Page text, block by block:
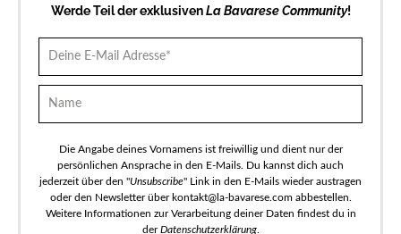
Werde Teil der exklusivenLa Bavarese Community!
Die Angabe deines Vornamens ist freiwillig und dient nur der
persönlichen Ansprache in den E-Mails. Du kannst dich auch
jederzeit über den "Unsubscribe" Link in den E-Mails wieder austragen
oder den Newsletter über kontakt@la-bavarese.com abbestellen.
Weitere Informationen zur Verarbeitung deiner Daten findest du in
derDatenschutzerklärung.